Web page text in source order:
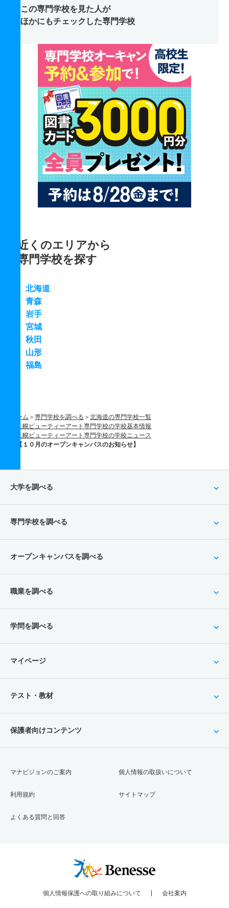
この専門学校を見た人が
ほかにもチェックした専門学校
近くのエリアから
専門学校を探す
北海道
青森
岩手
宮城
秋田
山形
福島
ホーム 専門学校を調べる
北海道の専門学校一覧
札幌ビューティーアート専門学校の学校基本情報
札幌ビューティーアート専門学校の学校ニュース
【１０月のオープンキャンパスのお知らせ】
大学を調べる
専門学校を調べる
オープンキャンパスを調べる
職業を調べる
学問を調べる
マイページ
テスト・教材
保護者向けコンテンツ
マナビジョンのご案内
利用規約
よくある質問と回答
個人情報の取扱いについて
サイトマップ
個人情報保護への取り組みについて 会社案内